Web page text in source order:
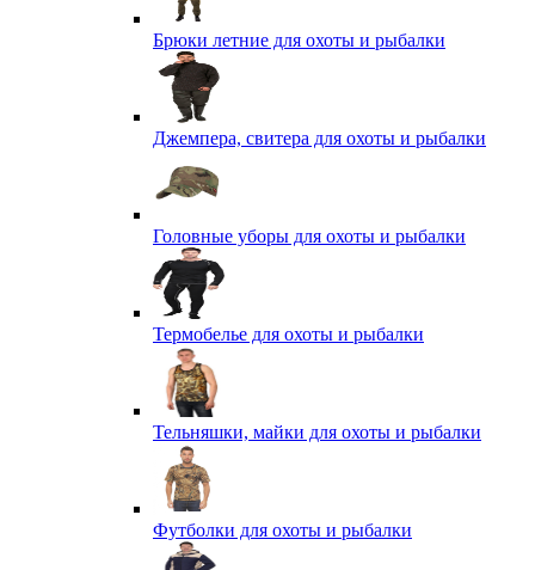
Брюки летние для охоты и рыбалки
Джемпера, свитера для охоты и рыбалки
Головные уборы для охоты и рыбалки
Термобелье для охоты и рыбалки
Тельняшки, майки для охоты и рыбалки
Футболки для охоты и рыбалки